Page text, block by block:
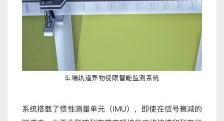
车端轨道异物侵限智能监测系统
系统搭载了惯性测量单元（IMU），即使在信号衰减的